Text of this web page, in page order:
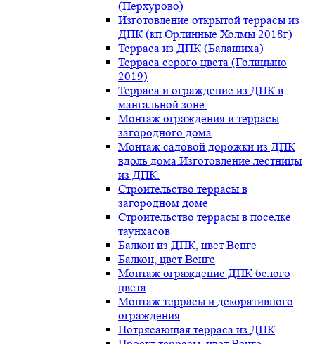
(Перхурово)
Изготовление открытой террасы из
ДПК (кп Орлинные Холмы 2018г)
Терраса из ДПК (Балашиха)
Терраса серого цвета (Голицыно
2019)
Терраса и ограждение из ДПК в
мангальной зоне.
Монтаж ограждения и террасы
загородного дома
Монтаж садовой дорожки из ДПК
вдоль дома.Изготовление лестницы
из ДПК.
Строительство террасы в
загородном доме
Строительство террасы в поселке
таунхасов
Балкон из ДПК, цвет Венге
Балкон, цвет Венге
Монтаж ограждение ДПК белого
цвета
Монтаж террасы и декоративного
ограждения
Потрясающая терраса из ДПК